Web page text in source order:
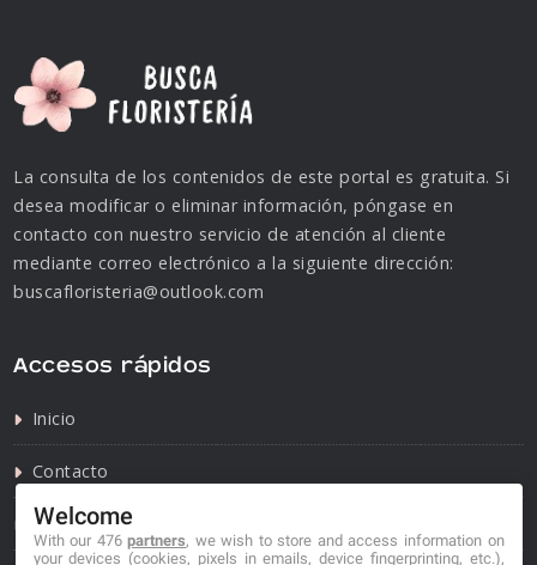
La consulta de los contenidos de este portal es gratuita. Si
desea modificar o eliminar información, póngase en
contacto con nuestro servicio de atención al cliente
mediante correo electrónico a la siguiente dirección:
buscafloristeria@outlook.com
Accesos rápidos
Inicio
Contacto
Política de privacidad
Welcome
With our 476partners, we wish to store and access information on
your devices (cookies, pixels in emails, device fingerprinting, etc.),